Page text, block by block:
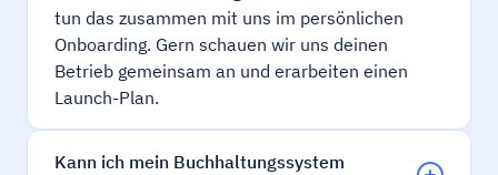
tun das zusammen mit uns im persönlichen
Onboarding. Gern schauen wir uns deinen
Betrieb gemeinsam an und erarbeiten einen
Launch-Plan.
Kann ich mein Buchhaltungssystem